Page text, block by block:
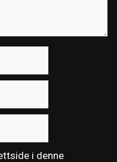
i denne